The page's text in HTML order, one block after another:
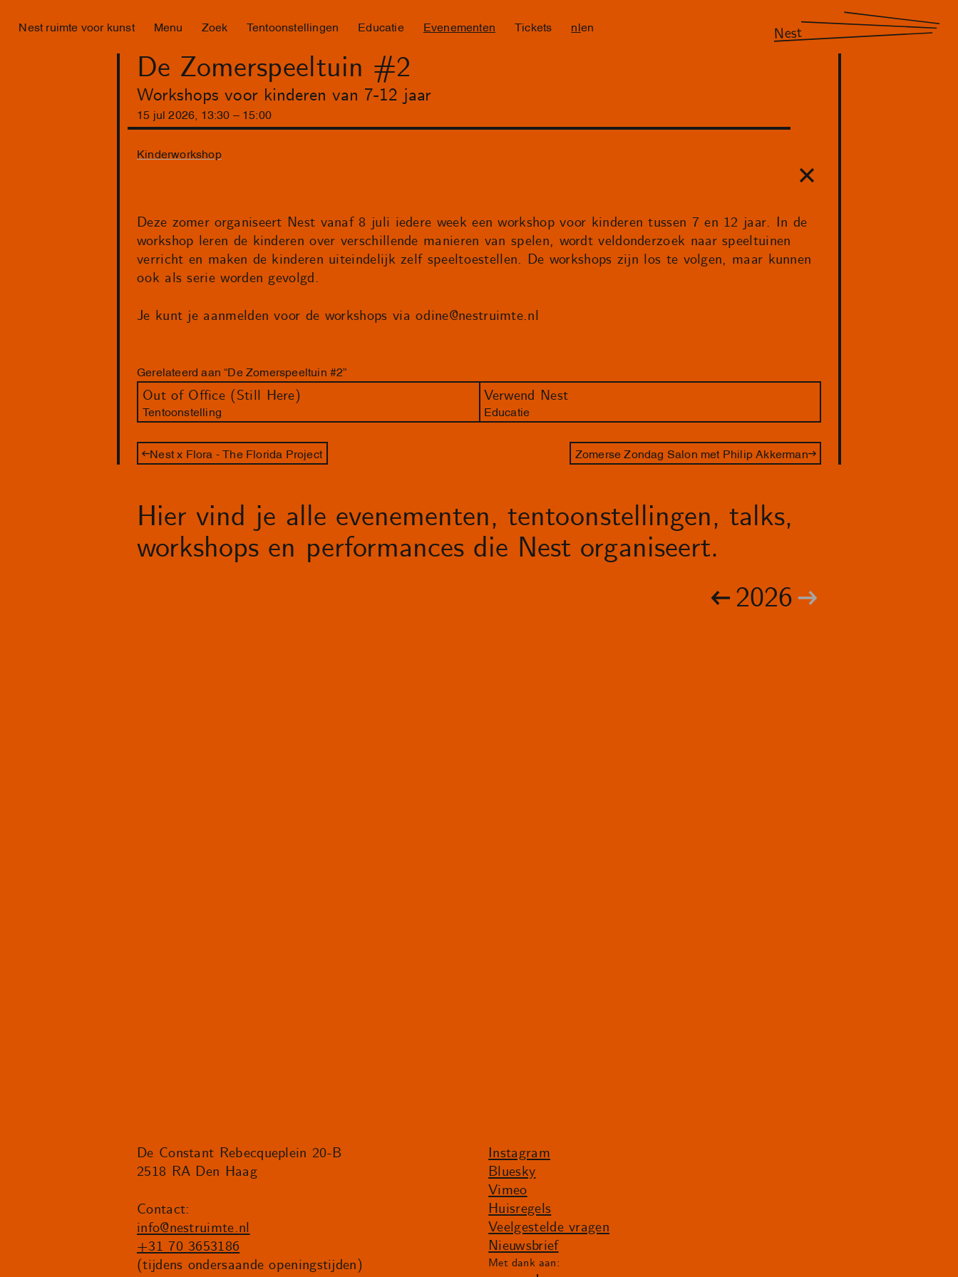
Nest ruimte voor kunst Menu Zoek Tentoonstellingen Educatie Evenementen Tickets nl en Nest
De Zomerspeeltuin #2
Workshops voor kinderen van 7-12 jaar
15 jul 2026 13 : 30 15 : 00
Kinderworkshop
Deze zomer organiseert Nest vanaf 8 juli iedere week een workshop voor kinderen tussen 7 en 12 jaar. In de
workshop leren de kinderen over verschillende manieren van spelen, wordt veldonderzoek naar speeltuinen
verricht en maken de kinderen uiteindelijk zelf speeltoestellen. De workshops zijn los te volgen, maar kunnen
ook als serie worden gevolgd.
Je kunt je aanmelden voor de workshops viaodine@nestruimte.nl
Gerelateerd aan “De Zomerspeeltuin #2”
Out of Office (Still Here)
Tentoonstelling
Verwend Nest
Educatie
Nest x Flora - The Florida Project Zomerse Zondag Salon met Philip Akkerman
Hier vind je alle evenementen, tentoonstellingen, talks,
workshops en performances die Nest organiseert.
2026
De Constant Rebecqueplein 20-B
2518 RA Den Haag
Contact:
info@nestruimte.nl
+31 70 3653186
(tijdens ondersaande openingstijden)
Instagram
Bluesky
Vimeo
Huisregels
Veelgestelde vragen
Nieuwsbrief
Met dank aan: